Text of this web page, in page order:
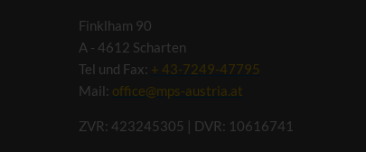
Finklham 90
A - 4612 Scharten
Tel und Fax: + 43-7249-47795
Mail: office@mps-austria.at
ZVR: 423245305 | DVR: 10616741